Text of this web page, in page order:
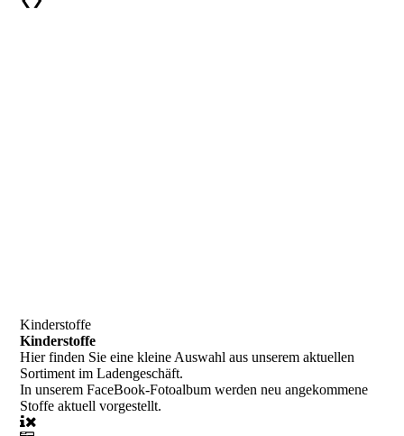
Kinderstoffe
Kinderstoffe
Hier finden Sie eine kleine Auswahl aus unserem aktuellen
Sortiment im Ladengeschäft.
In unserem FaceBook-Fotoalbumwerden neu angekommene
Stoffe aktuell vorgestellt.